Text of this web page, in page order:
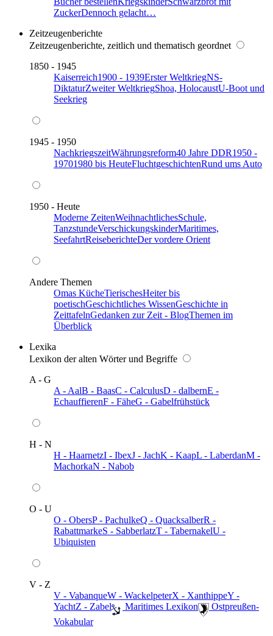
ZuckerDennoch gelacht…
Zeitzeugenberichte
Zeitzeugenberichte, zeitlich und thematisch geordnet
1850 - 1945
Kaiserreich1900 - 1939Erster WeltkriegNS-
DiktaturZweiter WeltkriegShoa, HolocaustU-Boot und
Seekrieg
1945 - 1950
NachkriegszeitWährungsreform40 Jahre DDR1950 -
19701980 bis HeuteFluchtgeschichtenRund ums Auto
1950 - Heute
Moderne ZeitenWeihnachtlichesSchule,
TanzstundeVerschickungskinderMaritimes,
SeefahrtReiseberichteDer vordere Orient
Andere Themen
Omas KücheTierischesHeiter bis
poetischGeschichtliches WissenGeschichte in
ZeittafelnGedanken zur Zeit - BlogThemen im
Überblick
Lexika
Lexikon der alten Wörter und Begriffe
A - G
A - AalB - BaasC - CalculusD - dalbernE -
EchauffierenF - FäheG - Gabelfrühstück
H - N
H - HaarnetzI - IbexJ - JachK - KaapL - LaberdanM -
MachorkaN - Nabob
O - U
O - ObersP - PachulkeQ - QuacksalberR -
RabattmarkeS - SabberlatzT - TabernakelU -
Ubiquisten
V - Z
V - VabanqueW - WackelpeterX - XanthippeY -
YachtZ - Zabel ️ Maritimes Lexikon
️ Ostpreußen-
Vokabular